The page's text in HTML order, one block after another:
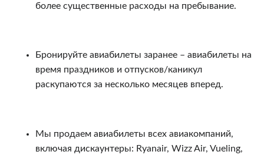
более существенные расходы на пребывание.
Бронируйте авиабилеты заранее – авиабилеты на
время праздников и отпусков/каникул
раскупаются за несколько месяцев вперед.
Мы продаем авиабилеты всех авиакомпаний,
включая дискаунтеры: Ryanair, Wizz Air, Vueling,